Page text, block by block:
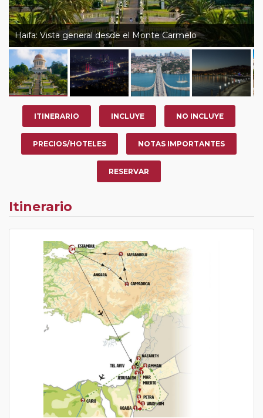
Haifa: Vista general desde el Monte Carmelo
ITINERARIO INCLUYE NO INCLUYE
PRECIOS/HOTELES NOTAS IMPORTANTES
RESERVAR
Itinerario